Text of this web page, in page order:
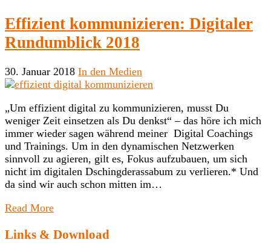
Effizient kommunizieren: Digitaler
Rundumblick 2018
30. Januar 2018 In den Medien
„Um effizient digital zu kommunizieren, musst Du
weniger Zeit einsetzen als Du denkst“ – das höre ich mich
immer wieder sagen während meiner Digital Coachings
und Trainings. Um in den dynamischen Netzwerken
sinnvoll zu agieren, gilt es, Fokus aufzubauen, um sich
nicht im digitalen Dschingderassabum zu verlieren.* Und
da sind wir auch schon mitten im…
Read More
Links & Download